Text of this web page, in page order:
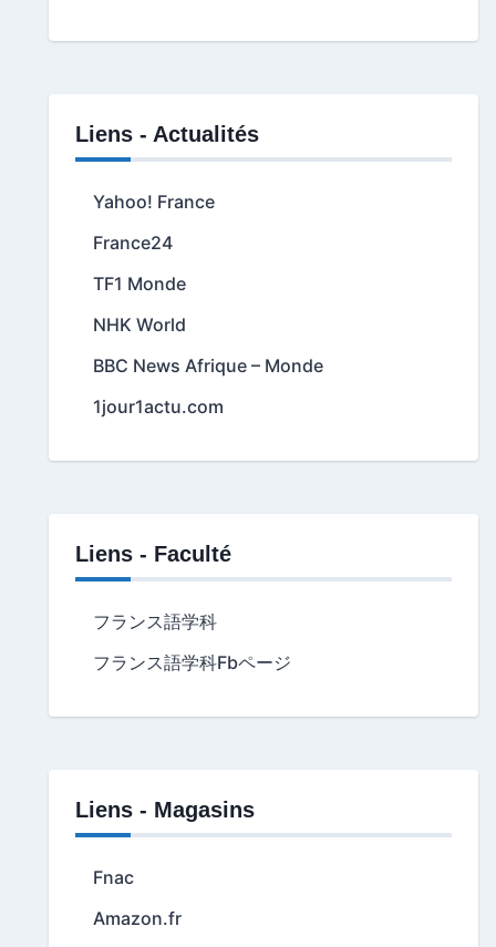
Liens - Actualités
Yahoo! France
France24
TF1 Monde
NHK World
BBC News Afrique – Monde
1jour1actu.com
Liens - Faculté
フランス語学科
フランス語学科Fbページ
Liens - Magasins
Fnac
Amazon.fr